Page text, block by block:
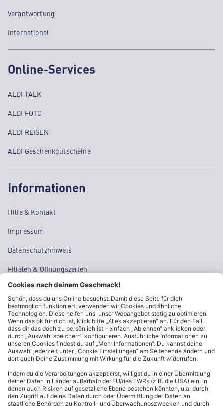
Verantwortung
International
Online-Services
ALDI TALK
ALDI FOTO
ALDI REISEN
ALDI Geschenkgutscheine
Informationen
Hilfe & Kontakt
Impressum
Datenschutzhinweis
Filialen & Öffnungszeiten
Kontakt
Cookie-Einstellungen
Kundeninformationen
ALDI Nord folgen